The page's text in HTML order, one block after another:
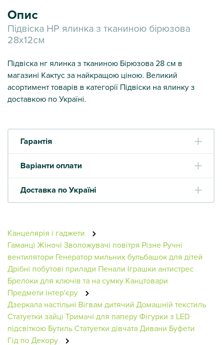
Опис
Підвіска НР ялинка з тканиною бірюзова
28х12см
Підвіска нг ялинка з тканиною Бірюзова 28 см в
магазині Кактус за найкращою ціною. Великий
асортимент товарів в категорії Підвіски на ялинку з
доставкою по Україні.
Гарантія
Варіанти оплати
Доставка по Україні
Канцелярія і гаджети
Гаманці Жіночі Зволожувачі повітря Різне Ручні
вентилятори Генератор мильних бульбашок для дітей
Дрібні побутові прилади Пенали Іграшки антистрес
Брелоки для ключів та на сумку Канцтовари
Предмети інтер'єру
Дзеркала настільні Вігвам дитячий Домашній текстиль
Статуетки зайці Тримачі для паперуФігурки з LED
підсвіткою БутильСтатуетки дівчатаДивани Буфети
Гід по Декору